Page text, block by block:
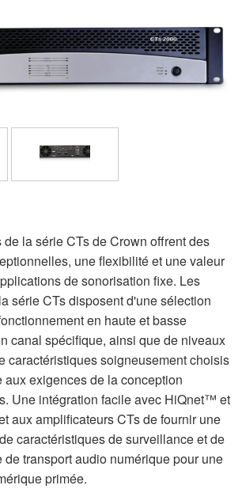
la série CTs de Crown offrent des
une flexibilité et une valeur
de sonorisation fixe. Les
série CTs disposent d'une sélection
en haute et basse
canal spécifique, ainsi que de niveaux
caractéristiques soigneusement choisis
aux exigences de la conception
Une intégration facile avec HiQnet™ et
aux amplificateurs CTs de fournir une
caractéristiques de surveillance et de
transport audio numérique pour une
primée.